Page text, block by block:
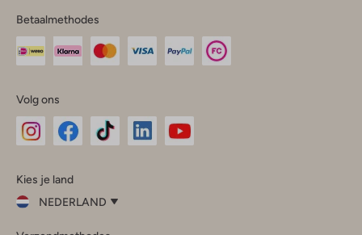
Betaalmethodes
Volg ons
InstagramFacebook
Kies je land
NEDERLAND